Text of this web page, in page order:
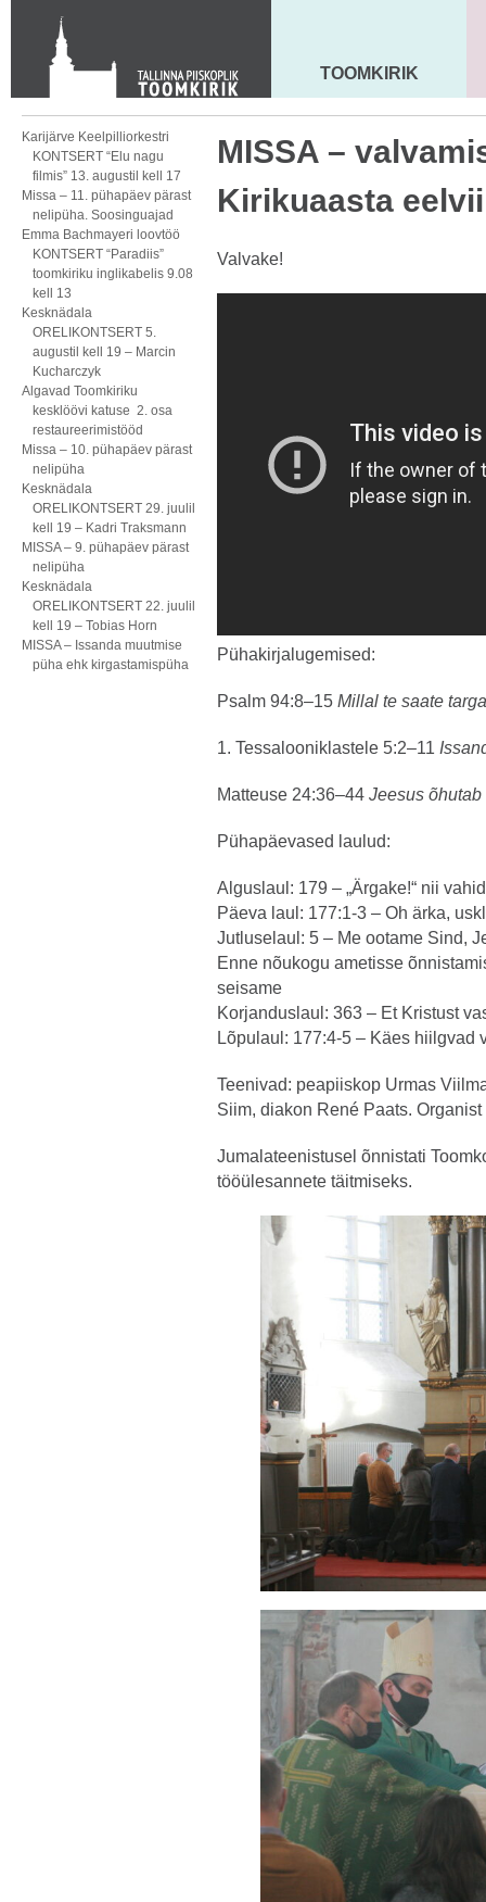
KONTAKT
Toom-Kooli 6, 10130 TALLINN
tallinna.toom@eelk.ee
MAARJA KIRIK
TOOMKIRIK
Karijärve Keelpilliorkestri
KONTSERT “Elu nagu
filmis” 13. augustil kell 17
Missa – 11. pühapäev pärast
nelipüha. Soosinguajad
Emma Bachmayeri loovtöö
KONTSERT “Paradiis”
toomkiriku inglikabelis 9.08
kell 13
Kesknädala
ORELIKONTSERT 5.
augustil kell 19 – Marcin
Kucharczyk
Algavad Toomkiriku
kesklöövi katuse 2. osa
restaureerimistööd
Missa – 10. pühapäev pärast
nelipüha
Kesknädala
ORELIKONTSERT 29. juulil
kell 19 – Kadri Traksmann
MISSA – 9. pühapäev pärast
nelipüha
Kesknädala
ORELIKONTSERT 22. juulil
kell 19 – Tobias Horn
MISSA – Issanda muutmise
püha ehk kirgastamispüha
MISSA –
Kirikuaasta
Valvake!
Pühakirjalugemised:
Psalm 94:8–15 Millal te saate
1. Tessalooniklastele 5:2–11
Matteuse 24:36–44 Jeesus
Pühapäevased laulud:
Alguslaul: 179 – „Ärgake!“ nii
Päeva laul: 177:1-3 – Oh ärka,
Jutluselaul: 5 – Me ootame Sind,
Enne nõukogu ametisse
seisame
Korjanduslaul: 363 – Et Kristust
Lõpulaul: 177:4-5 – Käes hiilgvad
Teenivad: peapiiskop Urmas
Siim, diakon René Paats.
Jumalateenistusel õnnistati
tööülesannete täitmiseks.